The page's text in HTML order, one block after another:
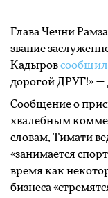
Глава Чечни
звание
Кадыровсообщил
дорогой ДРУГ!» —
Сообщение о
хвалебным
словам, Тимати
«занимается
время как
бизнеса